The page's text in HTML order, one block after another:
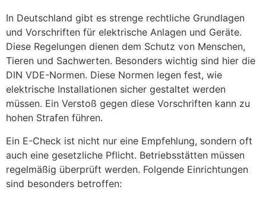
In Deutschland gibt es strenge rechtliche Grundlagen
und Vorschriften für elektrische Anlagen und Geräte.
Diese Regelungen dienen dem Schutz von Menschen,
Tieren und Sachwerten. Besonders wichtig sind hier die
DIN VDE-Normen. Diese Normen legen fest, wie
elektrische Installationen sicher gestaltet werden
müssen. Ein Verstoß gegen diese Vorschriften kann zu
hohen Strafen führen.
Ein E-Check ist nicht nur eine Empfehlung, sondern oft
auch eine gesetzliche Pflicht. Betriebsstätten müssen
regelmäßig überprüft werden. Folgende Einrichtungen
sind besonders betroffen: